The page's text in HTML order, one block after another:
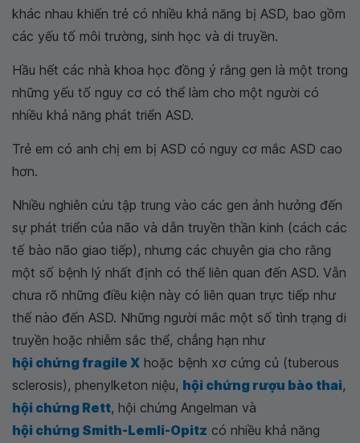
khác nhau khiến trẻ có nhiều khả năng bị ASD, bao gồm
các yếu tố môi trường, sinh học và di truyền.
Hầu hết các nhà khoa học đồng ý rằng gen là một trong
những yếu tố nguy cơ có thể làm cho một người có
nhiều khả năng phát triển ASD.
Trẻ em có anh chị em bị ASD có nguy cơ mắc ASD cao
hơn.
Nhiều nghiên cứu tập trung vào các gen ảnh hưởng đến
sự phát triển của não và dẫn truyền thần kinh (cách các
tế bào não giao tiếp), nhưng các chuyên gia cho rằng
một số bệnh lý nhất định có thể liên quan đến ASD. Vẫn
chưa rõ những điều kiện này có liên quan trực tiếp như
thế nào đến ASD. Những người mắc một số tình trạng di
truyền hoặc nhiễm sắc thể, chẳng hạn như
hội chứng fragile X hoặc bệnh xơ cứng củ (tuberous
sclerosis), phenylketon niệu, hội chứng rượu bào thai,
hội chứng Rett, hội chứng Angelman và
hội chứng Smith-Lemli-Opitz có nhiều khả năng